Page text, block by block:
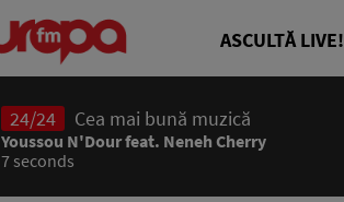
ASCULTĂ LIVE!
24/24 Cea mai bună muzică
Youssou N'Dour feat. Neneh Cherry
7 seconds